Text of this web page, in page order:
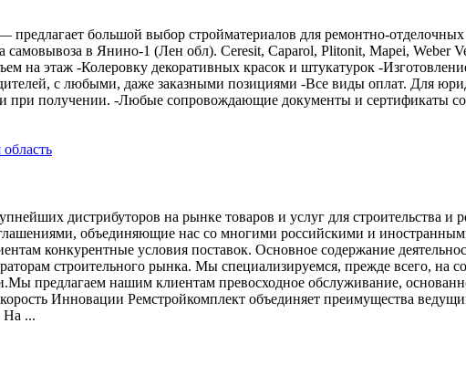
предлагает большой выбор стройматериалов для ремонтно-
самовывоза в Янино-1 (Лен обл). Ceresit, Caparol, Plitonit, Mapei, Weber
на этаж -Колеровку декоративных красок и штукатурок -
с любыми, даже заказными позициями -Все виды оплат. Для
при получении. -Любые сопровождающие документы и сертификаты
дистрибуторов на рынке товаров и услуг для строительства и
объединяющие нас со многими российскими и
конкурентные условия поставок. Основное содержание
строительного рынка. Мы специализируемся, прежде всего, на
предлагаем нашим клиентам превосходное обслуживание,
Инновации Ремстройкомплект объединяет преимущества
На ...